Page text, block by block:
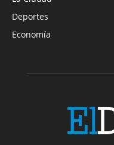
Deportes
Economía